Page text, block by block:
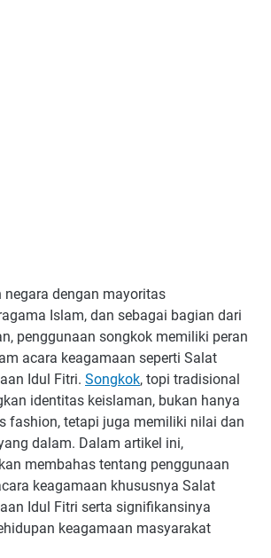
negara dengan mayoritas
Islam, dan sebagai bagian dari
penggunaan songkok memiliki peran
acara keagamaan seperti Salat
Idul Fitri. Songkok, topi tradisional
identitas keislaman, bukan hanya
fashion, tetapi juga memiliki nilai dan
dalam. Dalam artikel ini,
membahas tentang penggunaan
keagamaan khususnya Salat
Idul Fitri serta signifikansinya
keagamaan masyarakat